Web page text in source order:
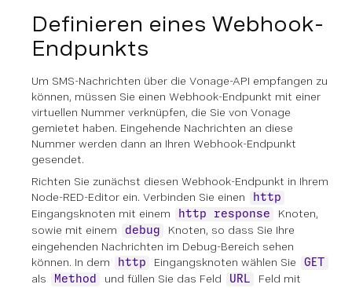
Definieren eines Webhook-
Endpunkts
Um SMS-Nachrichten über die Vonage-API empfangen zu
können, müssen Sie einen Webhook-Endpunkt mit einer
virtuellen Nummer verknüpfen, die Sie von Vonage
gemietet haben. Eingehende Nachrichten an diese
Nummer werden dann an Ihren Webhook-Endpunkt
gesendet.
Richten Sie zunächst diesen Webhook-Endpunkt in Ihrem
Node-RED-Editor ein. Verbinden Sie einen
http
Eingangsknoten mit einem http response
Knoten,
sowie mit einem
debug
Knoten, so dass Sie Ihre
eingehenden Nachrichten im Debug-Bereich sehen
können. In dem
http Eingangsknoten wählen Sie GET
als Method und füllen Sie das Feld URL
Feld mit